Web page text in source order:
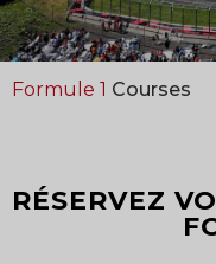
Formule 1 Courses
RÉSERVEZ